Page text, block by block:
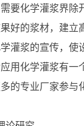
需要化学灌浆界除
好的浆材，建立
灌浆的宣传，使
用化学灌浆有一
的专业厂家参与